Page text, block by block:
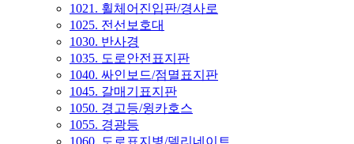
1021. 휠체어진입판/경사로
1025. 전선보호대
1030. 반사경
1035. 도로안전표지판
1040. 싸인보드/점멸표지판
1045. 갈매기표지판
1050. 경고등/윙카호스
1055. 경광등
1060. 도로표지병/델리네이트